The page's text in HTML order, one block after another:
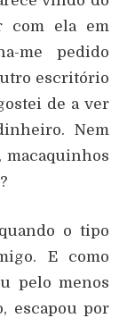
com ela em
me pedido
escritório
de a ver
Nem
macaquinhos
o tipo
E como
pelo menos
escapou por